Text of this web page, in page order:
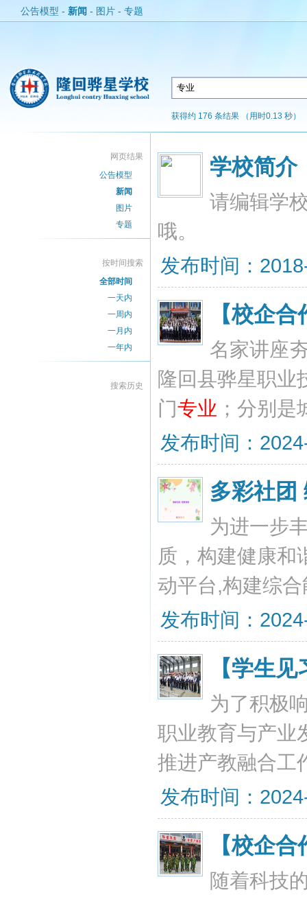
公告模型 - 新闻 - 图片 - 专题
获得约 176 条结果 （用时0.13 秒）
网页结果
公告模型
新闻
图片
专题
按时间搜索
全部时间
一天内
一周内
一月内
一年内
搜索历史
学校简介
请编辑学
哦。
发布时间：
【校企
名家讲座
隆回县骅星职业
门专业 ；分别
发布时间：
多彩社团
为进一步
质，构建健康和
动平台,构建综
发布时间：
【学生
为了积极
职业教育与产业
推进产教融合工
发布时间：
【校企
随着科技